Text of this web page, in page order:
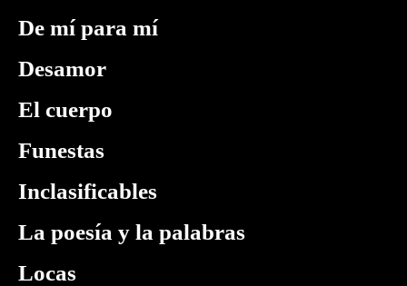
De mí para mí
Desamor
El cuerpo
Funestas
Inclasificables
La poesía y la palabras
Locas